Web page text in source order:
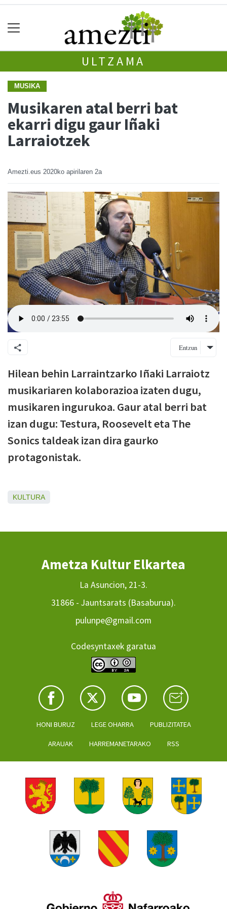
ULTZAMA
MUSIKA
Musikaren atal berri bat
ekarri digu gaur Iñaki
Larraiotzek
Amezti.eus 2020ko apirilaren 2a
Entzun
Hilean behin Larraintzarko Iñaki Larraiotz
musikariaren kolaborazioa izaten dugu,
musikaren ingurukoa. Gaur atal berri bat
izan dugu: Testura, Roosevelt eta The
Sonics taldeak izan dira gaurko
protagonistak.
KULTURA
Ametza Kultur Elkartea
La Asuncion, 21-3.
31866 - Jauntsarats (Basaburua).
pulunpe@gmail.com
Codesyntaxek garatua
HONI BURUZ LEGE OHARRA PUBLIZITATEA
ARAUAK HARREMANETARAKO RSS